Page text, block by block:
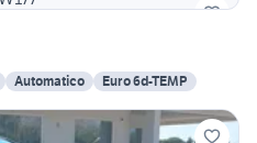
Automatico Euro 6d-TEMP